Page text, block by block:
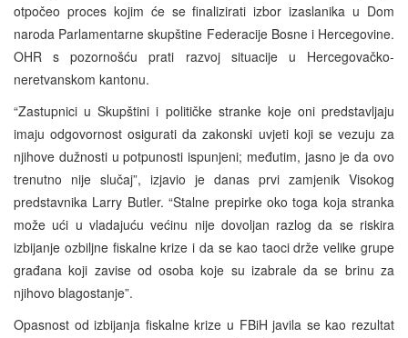
otpočeo proces kojim će se finalizirati izbor izaslanika u Dom
naroda Parlamentarne skupštine Federacije Bosne i Hercegovine.
OHR s pozornošću prati razvoj situacije u Hercegovačko-
neretvanskom kantonu.
“Zastupnici u Skupštini i političke stranke koje oni predstavljaju
imaju odgovornost osigurati da zakonski uvjeti koji se vezuju za
njihove dužnosti u potpunosti ispunjeni; međutim, jasno je da ovo
trenutno nije slučaj”, izjavio je danas prvi zamjenik Visokog
predstavnika Larry Butler. “Stalne prepirke oko toga koja stranka
može ući u vladajuću većinu nije dovoljan razlog da se riskira
izbijanje ozbiljne fiskalne krize i da se kao taoci drže velike grupe
građana koji zavise od osoba koje su izabrale da se brinu za
njihovo blagostanje”.
Opasnost od izbijanja fiskalne krize u FBiH javila se kao rezultat